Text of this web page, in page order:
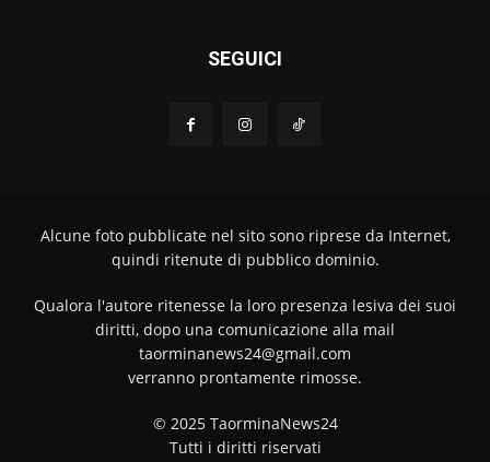
SEGUICI
Alcune foto pubblicate nel sito sono riprese da Internet,
quindi ritenute di pubblico dominio.
Qualora l'autore ritenesse la loro presenza lesiva dei suoi
diritti, dopo una comunicazione alla mail
taorminanews24@gmail.com
verranno prontamente rimosse.
© 2025 TaorminaNews24
Tutti i diritti riservati